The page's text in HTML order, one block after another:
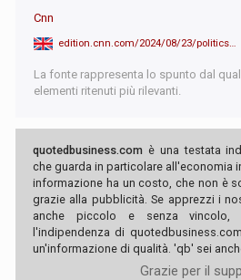
Cnn
edition.cnn.com/2024/08/23/politics/takeaways-dnc-day-4/index.html
La fonte rappresenta lo spunto dal
elementi ritenuti più rilevanti.
quotedbusiness.com è una testata
che guarda in particolare all'economia
informazione ha un costo, che non è
grazie alla pubblicità. Se apprezzi i
anche piccolo e senza vincolo,
l'indipendenza di
un'informazione di qualità. 'qb' sei
Grazie per il